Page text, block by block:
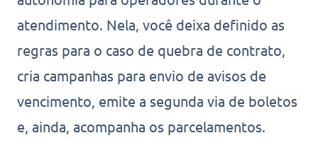
atendimento. Nela, você deixa definido as
regras para o caso de quebra de contrato,
cria campanhas para envio de avisos de
vencimento, emite a segunda via de boletos
e, ainda, acompanha os parcelamentos.